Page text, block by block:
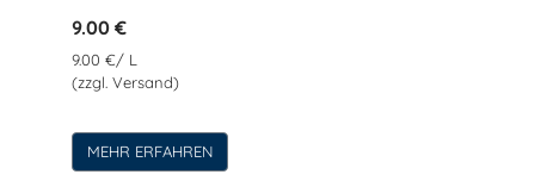
9.00 €
9.00 €/ L
(zzgl. Versand)
MEHR ERFAHREN